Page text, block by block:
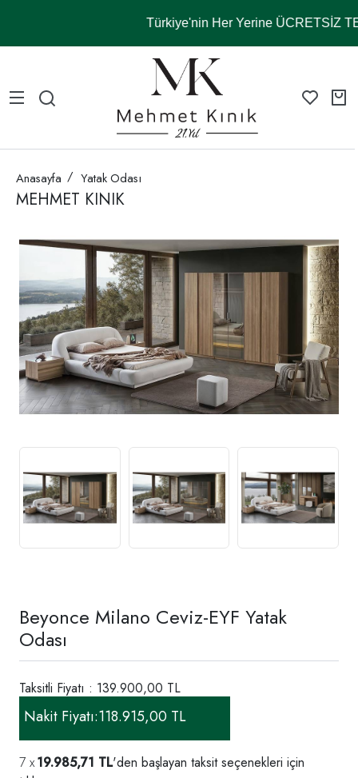
Türkiye'nin Her Yerine ÜCRETSİZ
Anasayfa Yatak Odası
MEHMET KINIK
Beyonce Milano Ceviz-EYF Yatak
Odası
Taksitli Fiyatı : 139.900,00 TL
Nakit Fiyatı:118.915,00 TL
19.985,71 TL'den başlayan taksit seçenekleri için